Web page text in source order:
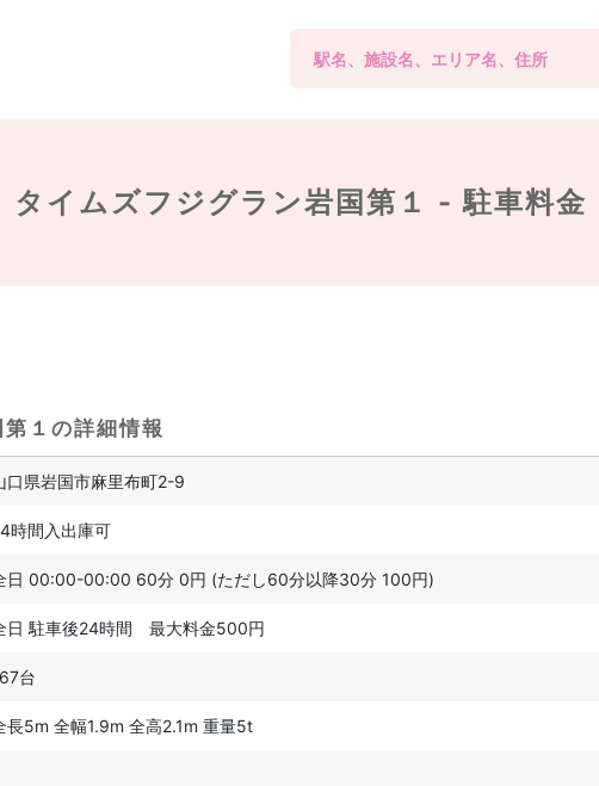
タイムズフジグラン岩国第１ -駐車料金
１の詳細情報
口県岩国市麻里布町2-9
時間入出庫可
日 00:00-00:00 60分 0円 (ただし60分以降30分 100円)
日 駐車後24時間 最大料金500円
台
長5m 全幅1.9m 全高2.1m 重量5t